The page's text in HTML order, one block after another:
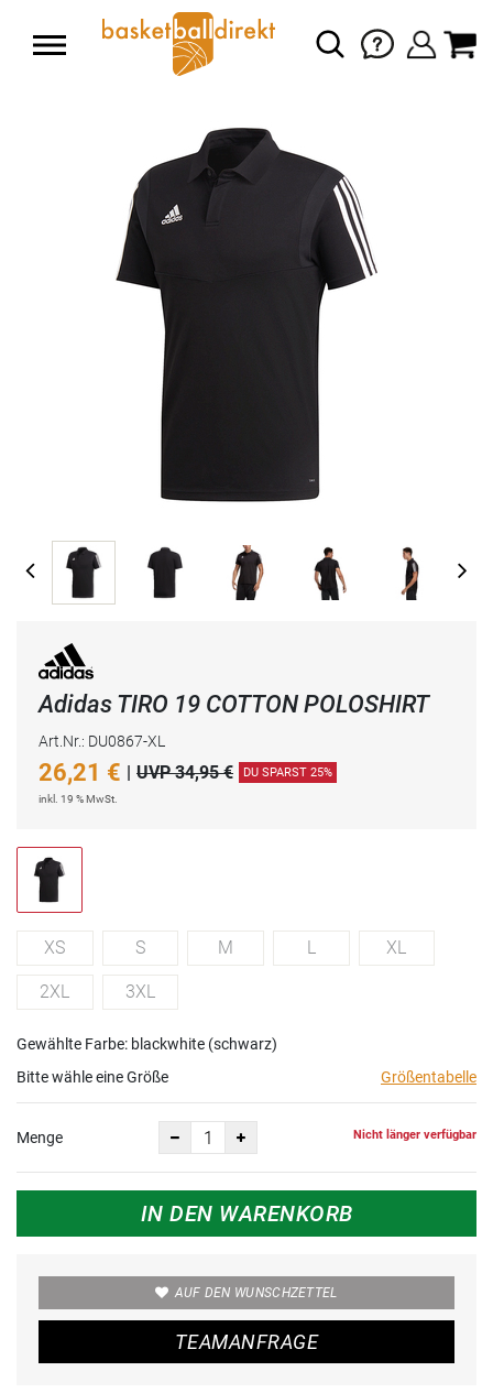
Adidas TIRO 19 COTTON POLOSHIRT
Art.Nr.: DU0867-XL
26,21 € | UVP 34,95 € DU SPARST 25%
inkl. 19 % MwSt.
XS S M L XL
2XL 3XL
Gewählte Farbe: blackwhite (schwarz)
Bitte wähle eine Größe
Größentabelle
Menge Nicht länger verfügbar
IN DEN WARENKORB
AUF DEN WUNSCHZETTEL
TEAMANFRAGE